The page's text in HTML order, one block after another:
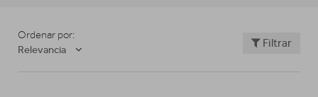
Ordenar por:
Relevancia
Filtrar